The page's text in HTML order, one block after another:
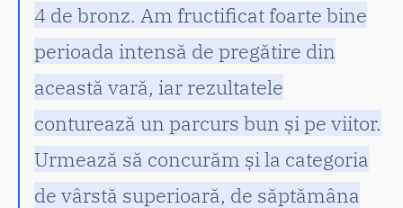
4 de bronz. Am fructificat foarte bine
perioada intensă de pregătire din
această vară, iar rezultatele
conturează un parcurs bun și pe viitor.
Urmează să concurăm și la categoria
de vârstă superioară, de săptămâna